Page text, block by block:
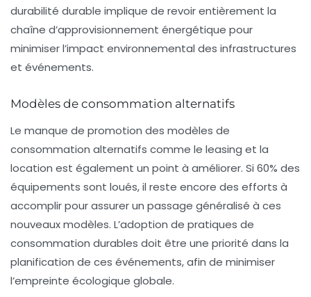
durabilité durable implique de revoir entièrement la
chaîne d’approvisionnement énergétique pour
minimiser l’impact environnemental des infrastructures
et événements.
Modèles de consommation alternatifs
Le manque de promotion des modèles de
consommation alternatifs comme le leasing et la
location est également un point à améliorer. Si 60% des
équipements sont loués, il reste encore des efforts à
accomplir pour assurer un passage généralisé à ces
nouveaux modèles. L’adoption de pratiques de
consommation durables doit être une priorité dans la
planification de ces événements, afin de minimiser
l’empreinte écologique globale.